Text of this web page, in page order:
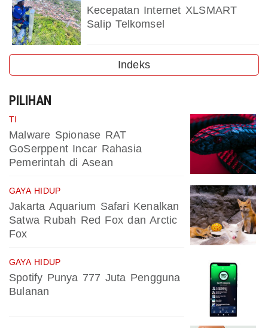
Kecepatan Internet XLSMART
Salip Telkomsel
Indeks
PILIHAN
TI
Malware Spionase RAT
GoSerppent Incar Rahasia
Pemerintah di Asean
GAYA HIDUP
Jakarta Aquarium Safari Kenalkan
Satwa Rubah Red Fox dan Arctic
Fox
GAYA HIDUP
Spotify Punya 777 Juta Pengguna
Bulanan